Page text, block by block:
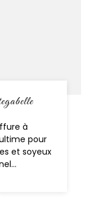
à
pour
et soyeux